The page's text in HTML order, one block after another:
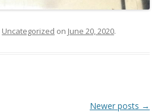
Uncategorized on June 20, 2020.
Newer posts →